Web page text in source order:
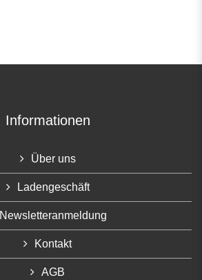
Informationen
Über uns
Ladengeschäft
Newsletteranmeldung
Kontakt
AGB